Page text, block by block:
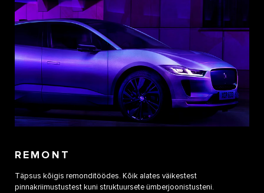
REMONT
Täpsus kõigis remonditöödes. Kõik alates väikestest
pinnakriimustustest kuni struktuursete ümberjoonistusteni.